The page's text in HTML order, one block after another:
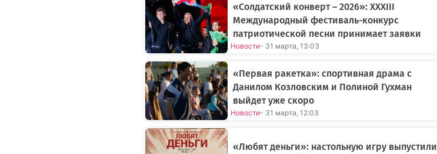
«Солдатский конверт – 2026»: XXXIII
Международный фестиваль-конкурс
патриотической песни принимает заявки
Новости- 31 марта, 13:03
«Первая ракетка»: спортивная драма с
Данилом Козловским и Полиной Гухман
выйдет уже скоро
Новости- 31 марта, 12:03
«Любят деньги»: настольную игру выпустили